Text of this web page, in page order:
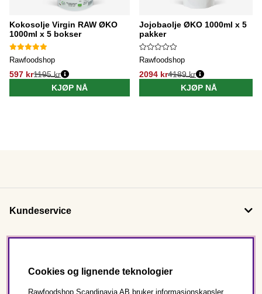
Kokosolje Virgin RAW ØKO
1000ml x 5 bokser
Rawfoodshop
597 kr1195 kr
KJØP NÅ
Jojobaolje ØKO 1000ml x 5
pakker
Rawfoodshop
2094 kr4189 kr
KJØP NÅ
Kundeservice
Cookies og lignende teknologier
Rawfoodshop Scandinavia AB bruker informasjonskapsler